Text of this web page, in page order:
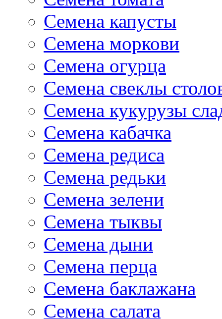
Семена капусты
Семена моркови
Семена огурца
Семена свеклы
Семена кукурузы
Семена кабачка
Семена редиса
Семена редьки
Семена зелени
Семена тыквы
Семена дыни
Семена перца
Семена баклажана
Семена салата